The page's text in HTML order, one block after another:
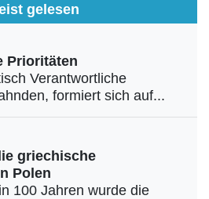
gelesen
Prioritäten
Verantwortliche
formiert sich auf...
griechische
Polen
100 Jahren wurde die